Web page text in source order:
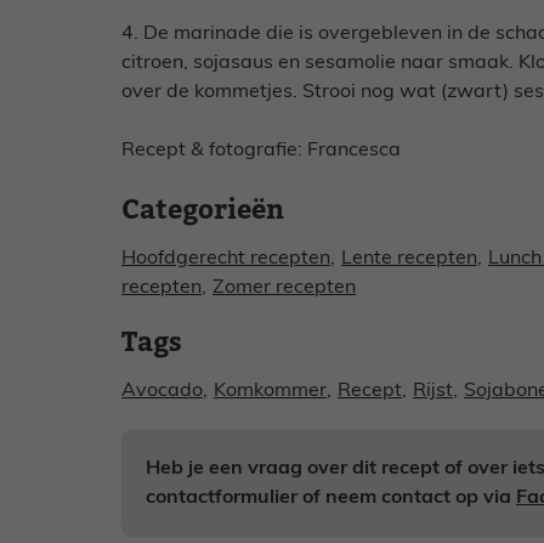
4. De marinade die is overgebleven in de
citroen, sojasaus en sesamolie naar smaak.
over de kommetjes. Strooi nog wat (zwart)
Recept & fotografie: Francesca
Categorieën
Hoofdgerecht recepten, Lente recepten,
recepten, Zomer recepten
Tags
Avocado, Komkommer, Recept, Rijst,
Heb je een vraag over dit recept of over
contactformulier of neem contact op via